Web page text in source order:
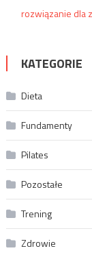
rozwiązanie dla
KATEGORIE
Dieta
Fundamenty
Pilates
Pozostałe
Trening
Zdrowie